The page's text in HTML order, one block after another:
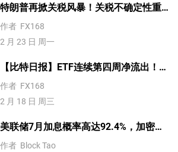
特朗普再掀关税风暴！关税不确定性重
压市场 比特币跌破6.5万美元关口
作者 FX168
2 月 23 日 周一
【比特日报】ETF连续第四周净流出！比
特币7万下方悲观震荡，警惕又一波剧烈
下挫
作者 FX168
2 月 18 日 周三
美联储7月加息概率高达92.4%，加密货
币涨还是跌？
作者 Block Tao